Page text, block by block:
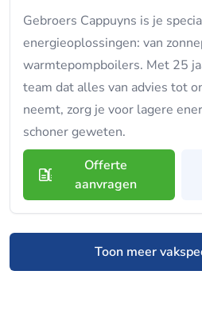
Gebroers Cappuyns is je
energieoplossingen: van
warmtepompboilers. Met 25
team dat alles van advies tot
neemt, zorg je voor lagere
schoner geweten.
Offerte
aanvragen
Toon meer